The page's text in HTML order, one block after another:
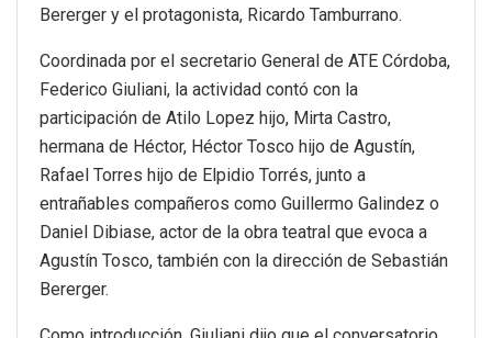
Bererger y el protagonista, Ricardo Tamburrano.
Coordinada por el secretario General de ATE Córdoba,
Federico Giuliani, la actividad contó con la
participación de Atilo Lopez hijo, Mirta Castro,
hermana de Héctor, Héctor Tosco hijo de Agustín,
Rafael Torres hijo de Elpidio Torrés, junto a
entrañables compañeros como Guillermo Galindez o
Daniel Dibiase, actor de la obra teatral que evoca a
Agustín Tosco, también con la dirección de Sebastián
Bererger.